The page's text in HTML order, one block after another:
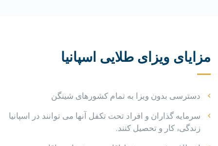
مزایای ویزای طلایی اسپانیا
دسترسی بدون ویزا به تمام کشورهای شینگن
سرمایه گذاران و افراد تحت تکفل آنها می توانند در اسپانیا
زندگی، کار و تحصیل کنند.